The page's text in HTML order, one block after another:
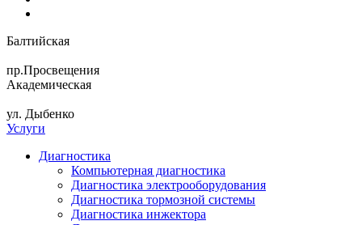
Балтийская
пр.Просвещения
Академическая
ул. Дыбенко
Услуги
Диагностика
Компьютерная диагностика
Диагностика электрооборудования
Диагностика тормозной системы
Диагностика инжектора